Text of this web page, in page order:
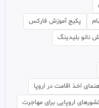
پکیج آموزش فارکس
نانو بلیدینگ
اخذ اقامت در اروپا
اروپایی برای مهاجرت